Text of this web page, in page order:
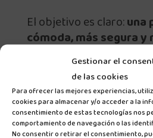
Gestionar el
de las cookies
Para ofrecer las mejores experiencias,
cookies para almacenar y/o acceder a la
consentimiento de estas tecnologías nos
comportamiento de navegación o las
No consentir o retirar el consentimiento,
El objetivo es claro:una
cómoda, más segura
Equipamiento completo para
Ecoytec ofrece una
incorporando todos los
necesarios para que la
100 % desde el primer